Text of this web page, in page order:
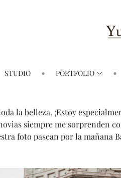
STUDIO PORTFOLIO
la belleza. ¡Estoy
siempre me sorprenden
foto pasean por la mañana